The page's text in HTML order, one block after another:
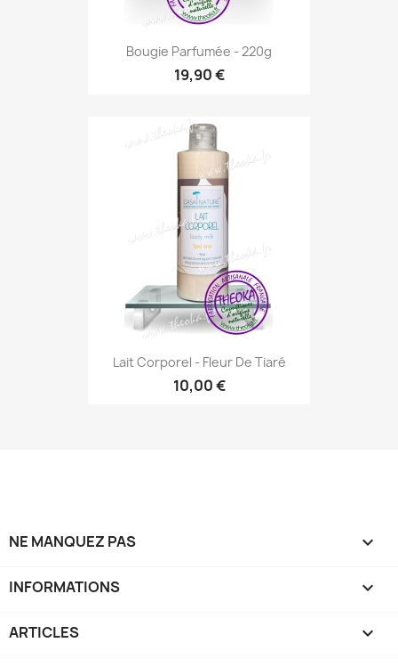
Bougie Parfumée - 220g
19,90 €
Lait Corporel - Fleur De Tiaré
10,00 €
NE MANQUEZ PAS 
INFORMATIONS 
ARTICLES 